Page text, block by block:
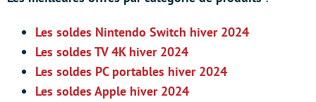
Les soldes Nintendo Switch hiver 2024
Les soldes TV 4K hiver 2024
Les soldes PC portables hiver 2024
Les soldes Apple hiver 2024